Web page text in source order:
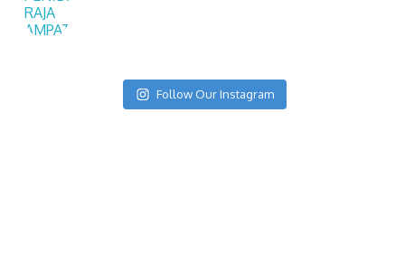
Follow Our Instagram